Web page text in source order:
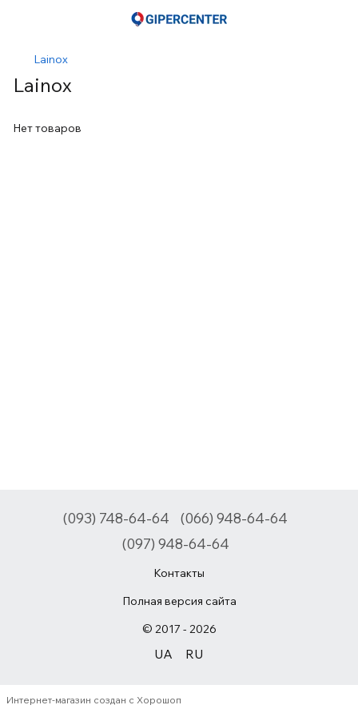
Lainox
Lainox
Нет товаров
(093) 748-64-64
(066) 948-64-64
(097) 948-64-64
Контакты
Полная версия сайта
© 2017 - 2026
UA RU
Интернет-магазин создан с Хорошоп